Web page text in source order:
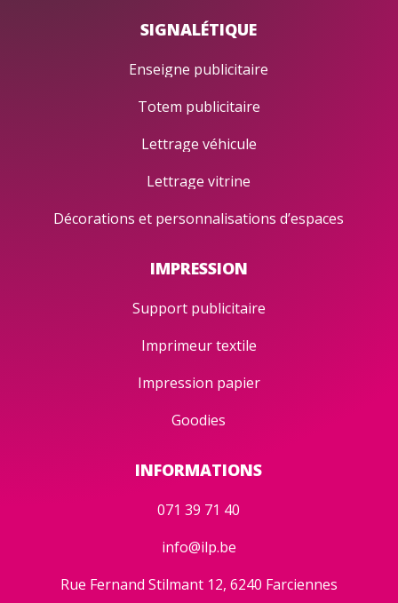
SIGNALÉTIQUE
Enseigne publicitaire
Totem publicitaire
Lettrage véhicule
Lettrage vitrine
Décorations et personnalisations d’espaces
IMPRESSION
Support publicitaire
Imprimeur textile
Impression papier
Goodies
INFORMATIONS
071 39 71 40
info@ilp.be
Rue Fernand Stilmant 12, 6240 Farciennes